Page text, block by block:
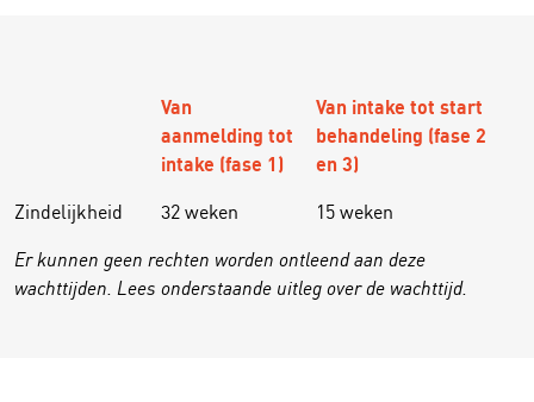
Van
aanmelding tot
intake (fase 1)
Van intake tot start
behandeling (fase 2
en 3)
Zindelijkheid 32 weken
15 weken
Er kunnen geen rechten worden ontleend aan deze
wachttijden. Lees onderstaande uitleg over de wachttijd.